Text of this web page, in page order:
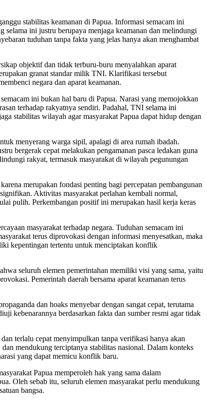
stabilitas keamanan di Papua. Informasi semacam ini
selama ini justru berupaya menjaga keamanan dan melindungi
tuduhan tanpa fakta yang jelas hanya akan menghambat
objektif dan tidak terburu-buru menyalahkan aparat
granat standar milik TNI. Klarifikasi tersebut
negara dan aparat keamanan.
ini bukan hal baru di Papua. Narasi yang memojokkan
terhadap rakyatnya sendiri. Padahal, TNI selama ini
stabilitas wilayah agar masyarakat Papua dapat hidup dengan
menyerang warga sipil, apalagi di area rumah ibadah.
bergerak cepat melakukan pengamanan pasca ledakan guna
rakyat, termasuk masyarakat di wilayah pegunungan
merupakan fondasi penting bagi percepatan pembangunan
Aktivitas masyarakat perlahan kembali normal,
pulih. Perkembangan positif ini merupakan hasil kerja keras
masyarakat terhadap negara. Tuduhan semacam ini
terus diprovokasi dengan informasi menyesatkan, maka
kepentingan tertentu untuk menciptakan konflik
seluruh elemen pemerintahan memiliki visi yang sama, yaitu
Pemerintah daerah bersama aparat keamanan terus
dan hoaks menyebar dengan sangat cepat, terutama
kebenarannya berdasarkan fakta dan sumber resmi agar tidak
terlalu cepat menyimpulkan tanpa verifikasi hanya akan
mendukung terciptanya stabilitas nasional. Dalam konteks
yang dapat memicu konflik baru.
Papua memperoleh hak yang sama dalam
Oleh sebab itu, seluruh elemen masyarakat perlu mendukung
bangsa.